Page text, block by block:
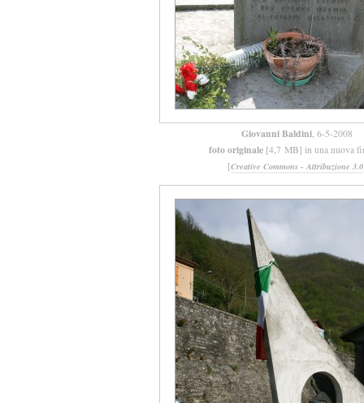
Giovanni Baldini, 6-5-2008
foto originale [4,7 MB] in una nuova
[Creative Commons - Attribuzione 3.0